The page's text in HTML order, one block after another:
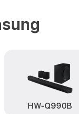
HW-Q990B